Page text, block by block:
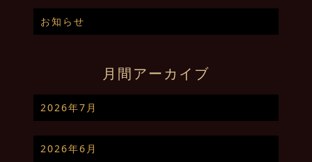
お知らせ
月間アーカイブ
2026年7月
2026年6月